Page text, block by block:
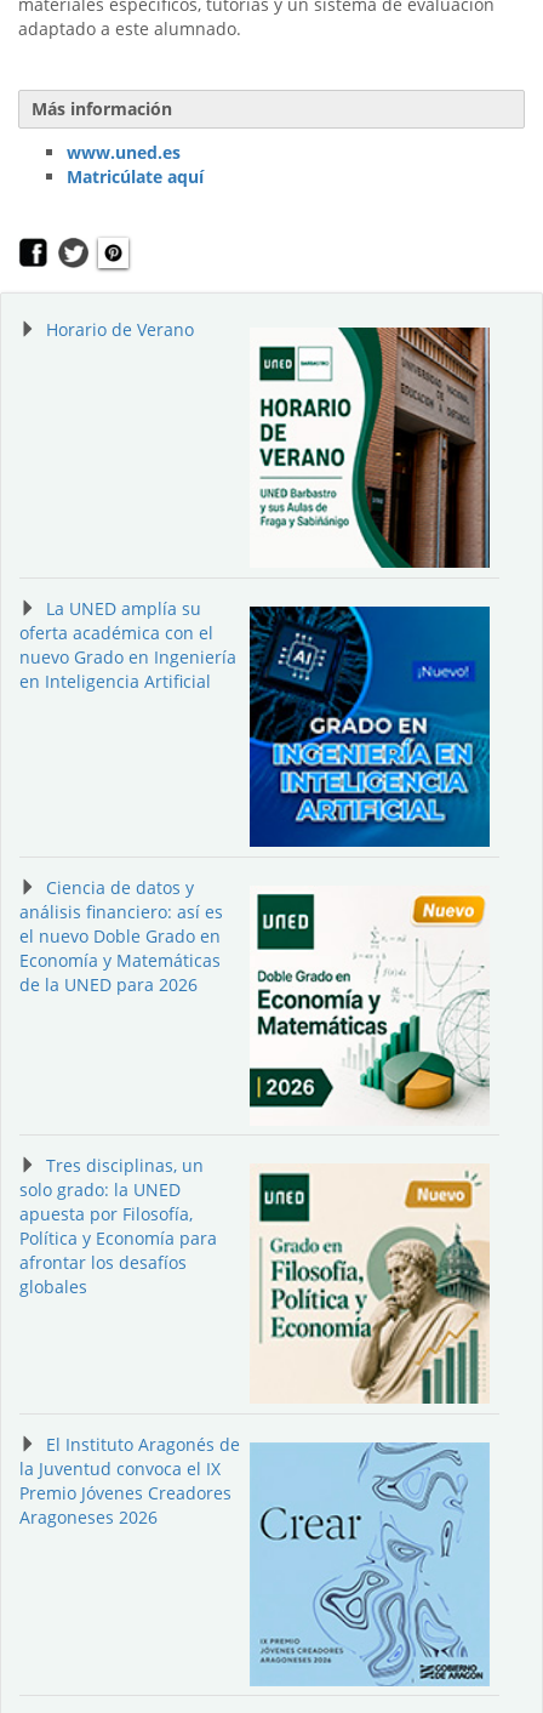
adaptado a este alumnado.
Más información
www.uned.es
Matricúlate aquí
Horario de Verano
La UNED amplía su
oferta académica con el
nuevo Grado en Ingeniería
en Inteligencia Artificial
Ciencia de datos y
análisis financiero: así es
el nuevo Doble Grado en
Economía y Matemáticas
de la UNED para 2026
Tres disciplinas, un
solo grado: la UNED
apuesta por Filosofía,
Política y Economía para
afrontar los desafíos
globales
El Instituto Aragonés de
la Juventud convoca el IX
Premio Jóvenes Creadores
Aragoneses 2026